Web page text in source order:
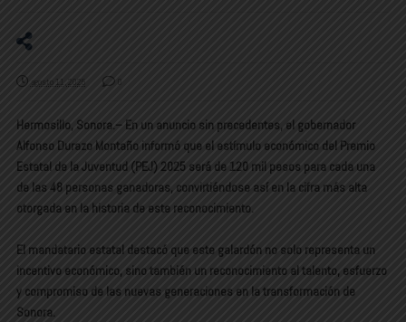
agosto 11, 2025 0
Hermosillo, Sonora.– En un anuncio sin precedentes, el gobernador
Alfonso Durazo Montaño informó que el estímulo económico del Premio
Estatal de la Juventud (PEJ) 2025será de 120 mil pesos para cada una
de las 48 personas ganadoras, convirtiéndose así en la cifra más alta
otorgada en la historia de este reconocimiento.
El mandatario estatal destacó que este galardón no solo representa un
incentivo económico, sino también un reconocimiento al talento, esfuerzo
y compromiso de las nuevas generaciones en la transformación de
Sonora.